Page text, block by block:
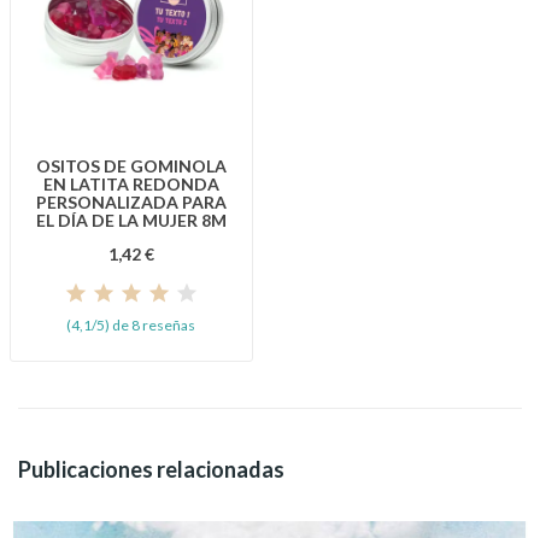
OSITOS DE GOMINOLA
EN LATITA REDONDA
PERSONALIZADA PARA
EL DÍA DE LA MUJER 8M
1,42 €
(4,1/5) de 8 reseñas
Publicaciones relacionadas